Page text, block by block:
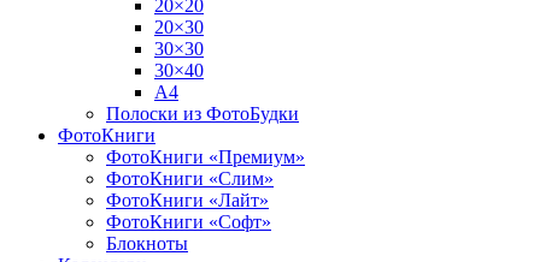
20×20
20×30
30×30
30×40
A4
Полоски из ФотоБудки
ФотоКниги
ФотоКниги «Премиум»
ФотоКниги «Слим»
ФотоКниги «Лайт»
ФотоКниги «Софт»
Блокноты